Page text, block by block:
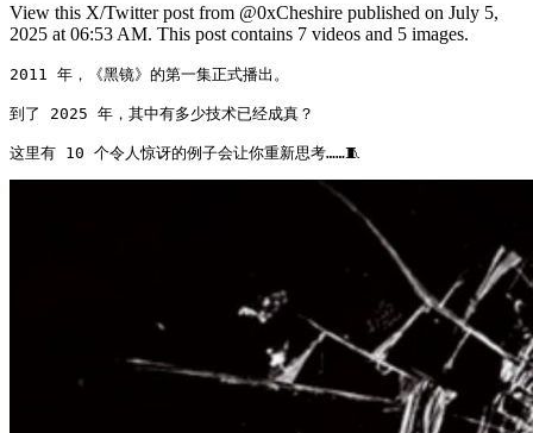
View this X/Twitter post from @0xCheshire published on July 5,
2025 at 06:53 AM. This post contains 7 videos and 5 images.
2011 年，《黑镜》的第一集正式播出。
到了 2025 年，其中有多少技术已经成真？
这里有 10 个令人惊讶的例子会让你重新思考……🧵